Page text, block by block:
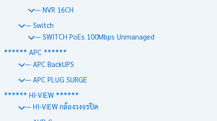
— NVR 16CH
— Switch
— SWITCH PoEs 100Mbps Unmanaged
****** APC ******
— APC BackUPS
— APC PLUG SURGE
****** HI-VIEW ******
— HI-VIEW กล้องวงจรปิด